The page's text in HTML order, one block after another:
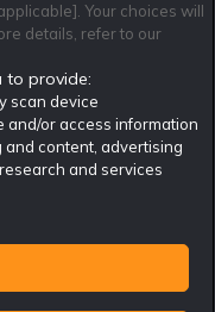
2017 nominerades
sajter på spelbranschens egen
spelbolag. Här hittar du
de största och mest seriösa
och avstängningar samt vårt
Integritetspolicy
Rekatochklart shop
Your choices will
details, refer to our
to provide:
scan device
and/or access information
content, advertising
and services